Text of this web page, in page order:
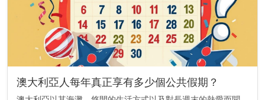
澳大利亞人每年真正享有多少個公共假期？